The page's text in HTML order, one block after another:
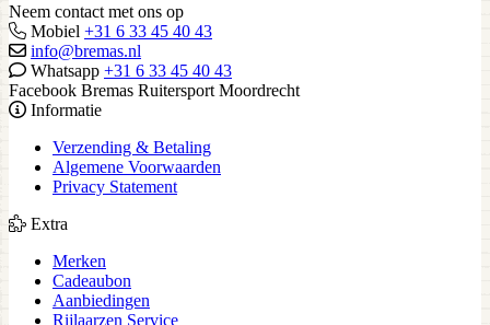
Neem contact met ons op
Mobiel +31 6 33 45 40 43
info@bremas.nl
Whatsapp +31 6 33 45 40 43
Facebook Bremas Ruitersport Moordrecht
Informatie
Verzending & Betaling
Algemene Voorwaarden
Privacy Statement
Extra
Merken
Cadeaubon
Aanbiedingen
Rijlaarzen Service